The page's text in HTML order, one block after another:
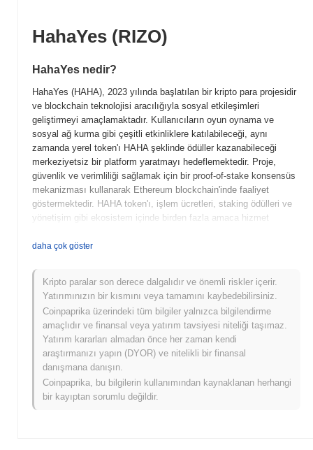
HahaYes (RIZO)
HahaYes nedir?
HahaYes (HAHA), 2023 yılında başlatılan bir kripto para projesidir
ve blockchain teknolojisi aracılığıyla sosyal etkileşimleri
geliştirmeyi amaçlamaktadır. Kullanıcıların oyun oynama ve
sosyal ağ kurma gibi çeşitli etkinliklere katılabileceği, aynı
zamanda yerel token'ı HAHA şeklinde ödüller kazanabileceği
merkeziyetsiz bir platform yaratmayı hedeflemektedir. Proje,
güvenlik ve verimliliği sağlamak için bir proof-of-stake konsensüs
mekanizması kullanarak Ethereum blockchain'inde faaliyet
göstermektedir. HAHA token'ı, işlem ücretleri, staking ödülleri ve
yönetişim gibi ekosistem içinde birden fazla amaca hizmet
süreçlerine katılma imkanı sunmaktadır. HahaYes, sosyal
çıkmakta ve hem oyunculara hem de sosyal medya meraklılarına
hitap eden çok yönlü bir platform olarak kendini
konumlandırmaktadır. Topluluk odaklı özellikler ve kullanıcı
ödüllerine verdiği önem, onu merkeziyetsiz uygulamaların gelişen
manzarasında önemli kılmaktadır.
HahaYes ne zaman ve nasıl başladı?
HahaYes, 2021 Nisan ayında kurucu ekip tarafından projenin
vizyonunu ve teknik çerçevesini özetleyen beyaz kitabın
yayımlanmasıyla ortaya çıkmıştır. Proje, Temmuz 2021'de
daha çok göster
Kripto paralar son derece dalgalıdır ve önemli riskler içerir.
Yatırımınızın bir kısmını veya tamamını kaybedebilirsiniz.
Coinpaprika üzerindeki tüm bilgiler yalnızca bilgilendirme
amaçlıdır ve finansal veya yatırım tavsiyesi niteliği taşımaz.
Yatırım kararları almadan önce her zaman kendi
araştırmanızı yapın (DYOR) ve nitelikli bir finansal
danışmana danışın.
Coinpaprika, bu bilgilerin kullanımından kaynaklanan herhangi
bir kayıptan sorumlu değildir.